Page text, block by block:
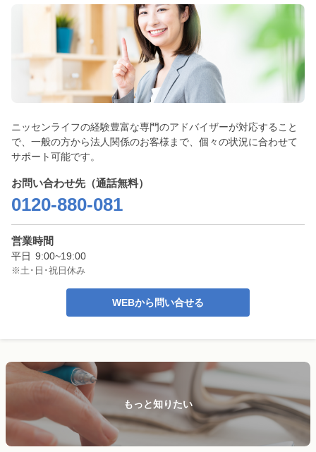
ニッセンライフの経験豊富な専門のアドバイザーが対応すること
で、一般の方から法人関係のお客様まで、個々の状況に合わせて
サポート可能です。
お問い合わせ先（通話無料）
0120-880-081
営業時間
平日 9:00~19:00
※土･日･祝日休み
WEBから問い合せる
もっと知りたい